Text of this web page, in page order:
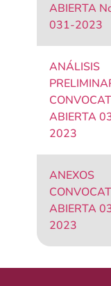
ABIERTA
031-2023
ANÁLISIS
ABIERTA
2023
ANEXOS
ABIERTA
2023